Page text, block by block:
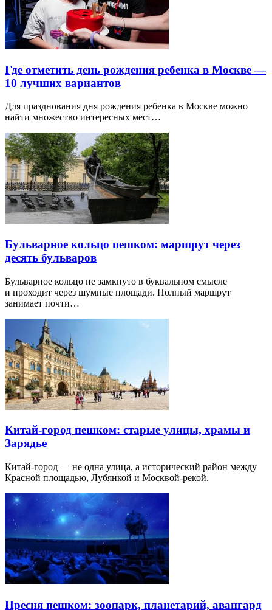
Где отметить день рождения ребенка в Москве —
10 лучших вариантов
Для празднования дня рождения ребенка в Москве можно
найти множество интересных мест…
Бульварное кольцо пешком: маршрут через
десять бульваров
Бульварное кольцо не замкнуто в буквальном смысле
и проходит через шумные площади. Полный маршрут
занимает почти…
Китай-город пешком: старые улицы, храмы и
Зарядье
Китай-город — не одна улица, а исторический район между
Красной площадью, Лубянкой и Москвой-рекой.
Пресня пешком: зоопарк, планетарий, авангард